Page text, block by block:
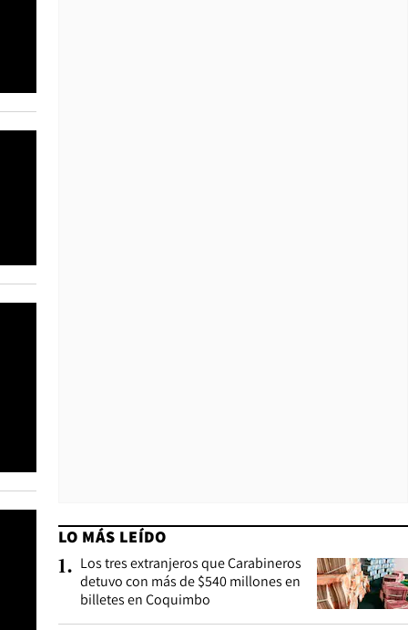
LO MÁS LEÍDO
1. Los tres extranjeros que Carabineros
detuvo con más de $540 millones en
billetes en Coquimbo